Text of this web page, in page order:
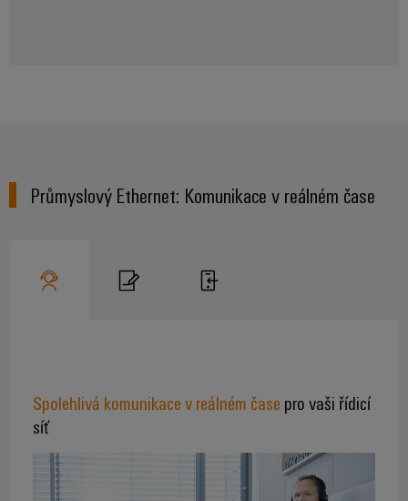
Inovativní
řešení
Železnice
klimaticky
železniční
Štítky
značení
tiskárny
skříněk
Montážní
Průmyslový Ethernet: Komunikace v reálném čase
Spolehlivá komunikace v reálném čase pro vaši řídicí
síť